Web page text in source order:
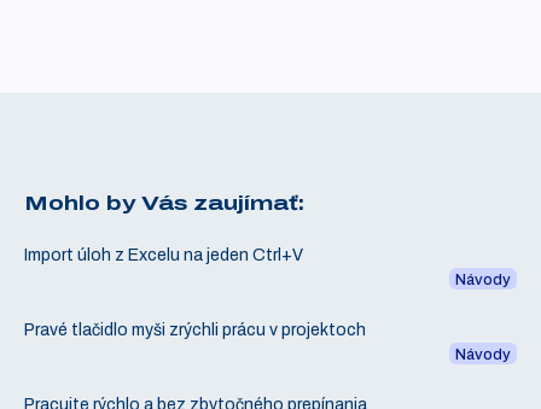
Mohlo by Vás zaujímať:
Import úloh z Excelu na jeden Ctrl+V
Návody
Pravé tlačidlo myši zrýchli prácu v projektoch
Návody
Pracujte rýchlo a bez zbytočného prepínania